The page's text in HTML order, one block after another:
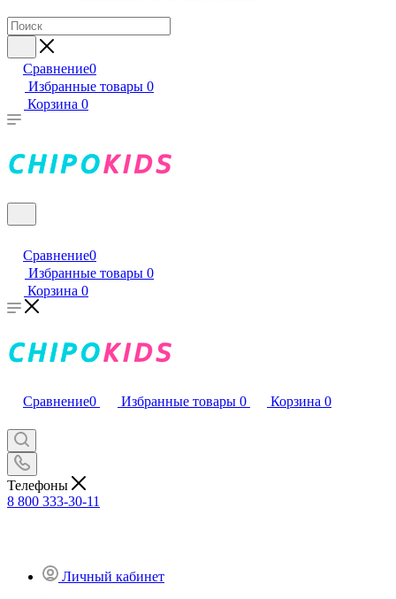
Сравнение0
Избранные товары 0
Корзина 0
Сравнение0
Избранные товары 0
Корзина 0
Сравнение0 Избранные товары 0 Корзина 0
Телефоны
8 800 333-30-11
Личный кабинет